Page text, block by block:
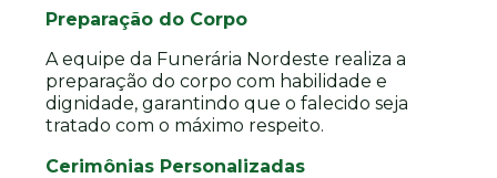
Preparação do Corpo
A equipe da Funerária Nordeste realiza a
preparação do corpo com habilidade e
dignidade, garantindo que o falecido seja
tratado com o máximo respeito.
Cerimônias Personalizadas